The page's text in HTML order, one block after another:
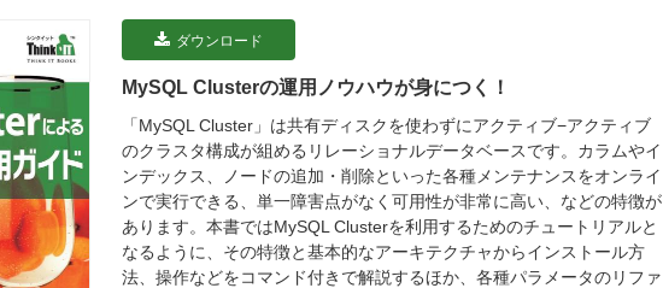
ダウンロード
MySQL Clusterの運用ノウハウが身につく！
「MySQL Cluster」は共有ディスクを使わずにアクティブ−アクティブ
のクラスタ構成が組めるリレーショナルデータベースです。カラムやイ
ンデックス、ノードの追加・削除といった各種メンテナンスをオンライ
ンで実行できる、単一障害点がなく可用性が非常に高い、などの特徴が
あります。本書ではMySQL Clusterを利用するためのチュートリアルと
なるように、その特徴と基本的なアーキテクチャからインストール方
法、操作などをコマンド付きで解説するほか、各種パラメータのリファ